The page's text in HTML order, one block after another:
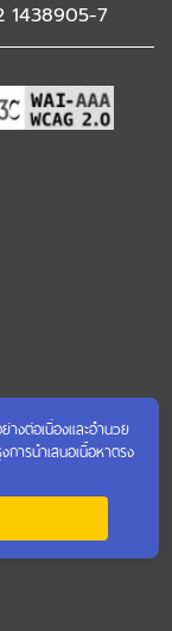
1438905-7
างต่อเนื่องและอำนวย
การนำเสนอเนื้อหาตรง